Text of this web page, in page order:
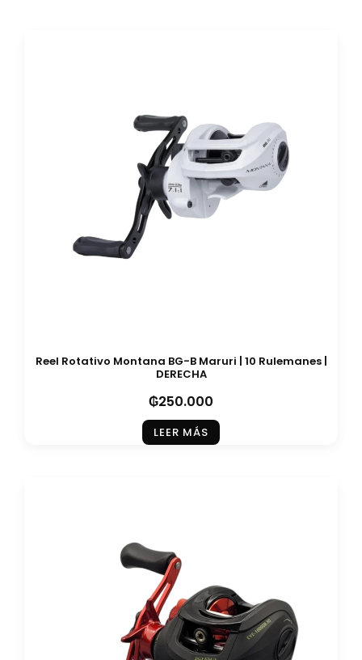
Reel Rotativo Montana BG-B Maruri | 10 Rulemanes |
DERECHA
₲250.000
LEER MÁS